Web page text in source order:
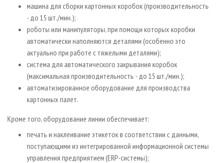
машина для сборки картонных коробок (производительность
- до 15 шт./мин.);
роботы или манипуляторы, при помощи которых коробки
автоматически наполняются деталями (особенно это
актуально при работе с тяжелыми деталями);
система для автоматического закрывания коробок
(максимальная производительность - до 15 шт./мин.);
автоматизированное оборудование для производства
картонных палет.
Кроме того, оборудование линии обеспечивает:
печать и наклеивание этикеток в соответствии с данными,
поступающими из интегрированной информационной системы
управления предприятием (ERP-системы);